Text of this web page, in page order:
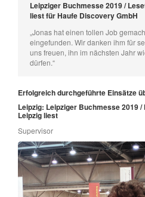
Leipziger Buchmesse 2019 /
liest für Haufe Discovery GmbH
„Jonas hat einen tollen Job
eingefunden. Wir danken ihm für
uns freuen, ihn im nächsten Jahr
dürfen.“
Erfolgreich durchgeführte Einsätze
Leipzig: Leipziger Buchmesse 2019
Leipzig liest
Supervisor